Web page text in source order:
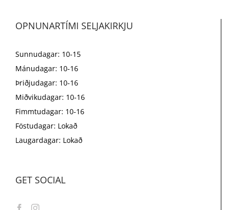
OPNUNARTÍMI SELJAKIRKJU
Sunnudagar: 10-15
Mánudagar: 10-16
Þriðjudagar: 10-16
Miðvikudagar: 10-16
Fimmtudagar: 10-16
Föstudagar: Lokað
Laugardagar: Lokað
GET SOCIAL